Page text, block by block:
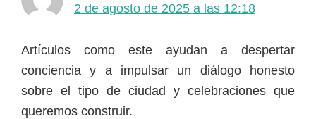
2 de agosto de 2025 a las 12:18
Artículos como este ayudan a despertar
conciencia y a impulsar un diálogo honesto
sobre el tipo de ciudad y celebraciones que
queremos construir.